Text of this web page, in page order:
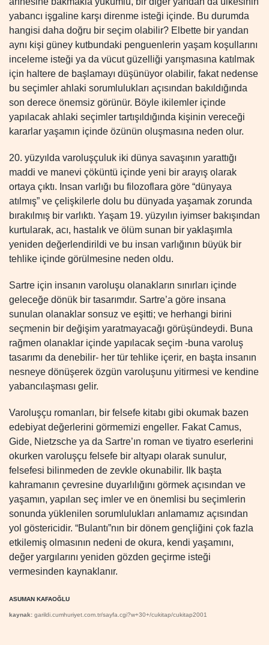
yabancı işgaline karşı direnme isteği içinde. Bu durumda
hangisi daha doğru bir seçim olabilir? Elbette bir yandan
aynı kişi güney kutbundaki penguenlerin yaşam koşullarını
inceleme isteği ya da vücut güzelliği yarışmasına katılmak
için haltere de başlamayı düşünüyor olabilir, fakat nedense
bu seçimler ahlaki sorumlulukları açısından bakıldığında
son derece önemsiz görünür. Böyle ikilemler içinde
yapılacak ahlaki seçimler tartışıldığında kişinin vereceği
kararlar yaşamın içinde özünün oluşmasına neden olur.
20. yüzyılda varoluşçuluk iki dünya savaşının yarattığı
maddi ve manevi çöküntü içinde yeni bir arayış olarak
ortaya çıktı. Insan varlığı bu filozoflara göre “dünyaya
atılmış” ve çelişkilerle dolu bu dünyada yaşamak zorunda
bırakılmış bir varlıktı. Yaşam 19. yüzyılın iyimser bakışından
kurtularak, acı, hastalık ve ölüm sunan bir yaklaşımla
yeniden değerlendirildi ve bu insan varlığının büyük bir
tehlike içinde görülmesine neden oldu.
Sartre için insanın varoluşu olanakların sınırları içinde
geleceğe dönük bir tasarımdır. Sartre’a göre insana
sunulan olanaklar sonsuz ve eşitti; ve herhangi birini
seçmenin bir değişim yaratmayacağı görüşündeydi. Buna
rağmen olanaklar içinde yapılacak seçim -buna varoluş
tasarımı da denebilir- her tür tehlike içerir, en başta insanın
nesneye dönüşerek özgün varoluşunu yitirmesi ve kendine
yabancılaşması gelir.
Varoluşçu romanları, bir felsefe kitabı gibi okumak bazen
edebiyat değerlerini görmemizi engeller. Fakat Camus,
Gide, Nietzsche ya da Sartre’ın roman ve tiyatro eserlerini
okurken varoluşçu felsefe bir altyapı olarak sunulur,
felsefesi bilinmeden de zevkle okunabilir. Ilk başta
kahramanın çevresine duyarlılığını görmek açısından ve
yaşamın, yapılan seç imler ve en önemlisi bu seçimlerin
sonunda yüklenilen sorumlulukları anlamamız açısından
yol göstericidir. “Bulantı”nın bir dönem gençliğini çok fazla
etkilemiş olmasının nedeni de okura, kendi yaşamını,
değer yargılarını yeniden gözden geçirme isteği
vermesinden kaynaklanır.
ASUMAN KAFAOĞLU
kaynak: garildi.cumhuriyet.com.tr/sayfa.cgi?w+30+/cukitap/cukitap2001